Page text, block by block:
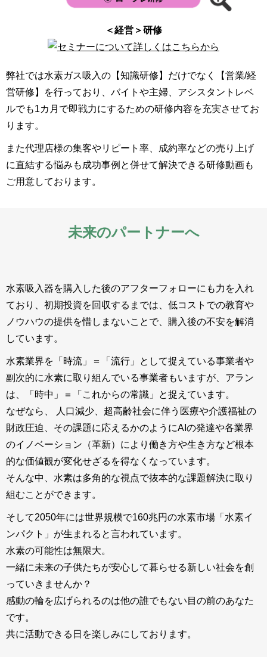
＜経営＞研修
弊社では水素ガス吸入の【知識研修】だけでなく【営業/経
営研修】を行っており、バイトや主婦、アシスタントレベ
ルでも1カ月で即戦力にするための研修内容を充実させてお
ります。
また代理店様の集客やリピート率、成約率などの売り上げ
に直結する悩みも成功事例と併せて解決できる研修動画も
ご用意しております。
未来のパートナーへ
水素吸入器を購入した後のアフターフォローにも力を入れ
ており、初期投資を回収するまでは、低コストでの教育や
ノウハウの提供を惜しまないことで、購入後の不安を解消
しています。
水素業界を「時流」＝「流行」として捉えている事業者や
副次的に水素に取り組んでいる事業者もいますが、アラン
は、「時中」＝「これからの常識」と捉えています。
なぜなら、 人口減少、超高齢社会に伴う医療や介護福祉の
財政圧迫、その課題に応えるかのようにAIの発達や各業界
のイノベーション（革新）により働き方や生き方など根本
的な価値観が変化せざるを得なくなっています。
そんな中、水素は多角的な視点で抜本的な課題解決に取り
組むことができます。
そして2050年には世界規模で160兆円の水素市場「水素イ
ンパクト」が生まれると言われています。
水素の可能性は無限大。
一緒に未来の子供たちが安心して暮らせる新しい社会を創
っていきませんか？
感動の輪を広げられるのは他の誰でもない目の前のあなた
です。
共に活動できる日を楽しみにしております。